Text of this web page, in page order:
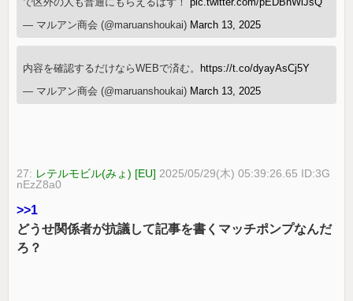
— マルアン商会 (@maruanshoukai) March 13, 2025
内容を確認するだけならWEBで済む。
https://t.co/dyayAsCj5Y
— マルアン商会 (@maruanshoukai) March 13, 2025
27: レテルモビル(みょ) [EU] 2025/05/29(木) 05:39:26.65 ID:3G
nEzZ8a0
>>1
どうせ関係者が抗議して記事を書くマッチポンプなんだ
ろ？